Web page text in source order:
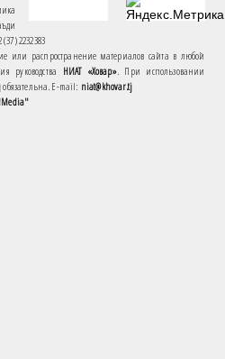
2232383
или распространение материалов сайта в любой
руководства НИАТ «Ховар». При использовании
обязательна. E-mail: niat@khovar.tj